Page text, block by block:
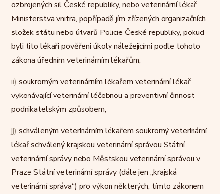
ozbrojených sil České republiky, nebo veterinární lékař
Ministerstva vnitra, popřípadě jím zřízených organizačních
složek státu nebo útvarů Policie České republiky, pokud
byli tito lékaři pověřeni úkoly náležejícími podle tohoto
zákona úředním veterinárním lékařům,
ii) soukromým veterinárním lékařem veterinární lékař
vykonávající veterinární léčebnou a preventivní činnost
podnikatelským způsobem,
jj) schváleným veterinárním lékařem soukromý veterinární
lékař schválený krajskou veterinární správou Státní
veterinární správy nebo Městskou veterinární správou v
Praze Státní veterinární správy (dále jen „krajská
veterinární správa“) pro výkon některých, tímto zákonem